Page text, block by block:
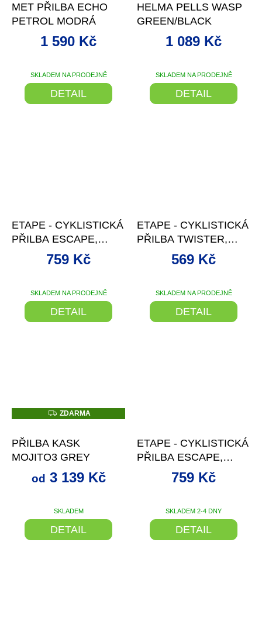
MET PŘILBA ECHO
PETROL MODRÁ
SKLADEM NA PRODEJNĚ
1 590 Kč
DETAIL
HELMA PELLS WASP
GREEN/BLACK
SKLADEM NA PRODEJNĚ
1 089 Kč
DETAIL
ETAPE - CYKLISTICKÁ
PŘILBA ESCAPE,
ČERNÁ MAT
SKLADEM NA PRODEJNĚ
759 Kč
DETAIL
ETAPE - CYKLISTICKÁ
PŘILBA TWISTER,
ČERNÁ/MODRÁ MAT
SKLADEM NA PRODEJNĚ
569 Kč
DETAIL
Z
D
M
A
ZDARMA
PŘILBA KASK
MOJITO3 GREY
SKLADEM
od 3 139 Kč
DETAIL
ETAPE - CYKLISTICKÁ
PŘILBA ESCAPE,
ČERNÁ/MODRÁ MAT
SKLADEM 2-4 DNY
759 Kč
DETAIL